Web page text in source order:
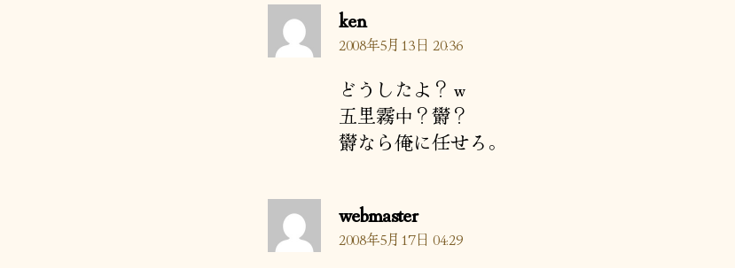
kenの
発
2008年5月13日 20:36
どうしたよ？ｗ
五里霧中？欝？
欝なら俺に任せろ。
webmasterの
発
2008年5月17日 04:29